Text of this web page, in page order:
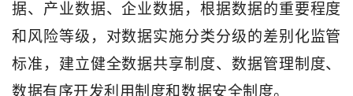
据、产业数据、企业数据，根据数据的重要程度
和风险等级，对数据实施分类分级的差别化监管
标准，建立健全数据共享制度、数据管理制度、
数据有序开发利用制度和数据安全制度。